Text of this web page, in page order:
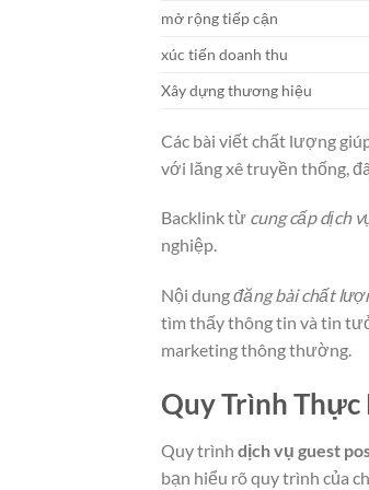
mở rộng tiếp cận
xúc tiến doanh thu
Xây dựng thương hiệu
Các bài viết chất lượng
với lăng xê truyền thống,
Backlink từ cung cấp dịch
nghiệp.
Nội dungđăng bài chất
tìm thấy thông tin và tin
marketing thông thường.
Quy Trình Thực
Quy trình dịch vụ guest
bạn hiểu rõ quy trình của